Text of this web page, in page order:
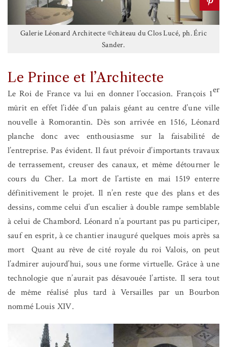
Galerie Léonard Architecte ©château du Clos Lucé, ph. Éric
Sander.
Le Prince et l’Architecte
Le Roi de France va lui en donner l’occasion. François 1er
mûrit en effet l’idée d’un palais géant au centre d’une ville
nouvelle à Romorantin. Dès son arrivée en 1516, Léonard
planche donc avec enthousiasme sur la faisabilité de
l’entreprise. Pas évident. Il faut prévoir d’importants travaux
de terrassement, creuser des canaux, et même détourner le
cours du Cher. La mort de l’artiste en mai 1519 enterre
définitivement le projet. Il n’en reste que des plans et des
dessins, comme celui d’un escalier à double rampe semblable
à celui de Chambord. Léonard n’a pourtant pas pu participer,
sauf en esprit, à ce chantier inauguré quelques mois après sa
mort
Quant au rêve de cité royale du roi Valois, on peut
l’admirer aujourd’hui, sous une forme virtuelle. Grâce à une
technologie que n’aurait pas désavouée l’artiste. Il sera tout
de même réalisé plus tard à Versailles par un Bourbon
nommé Louis XIV.